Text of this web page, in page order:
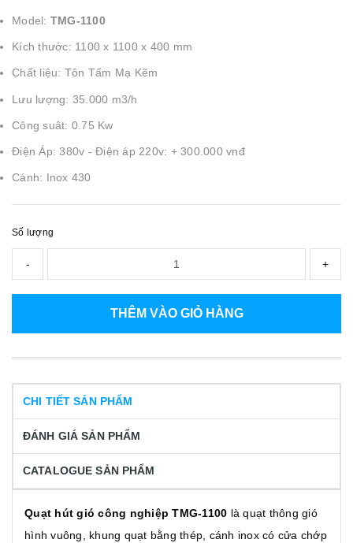
Model: TMG-1100
Kích thước: 1100 x 1100 x 400 mm
Chất liệu: Tôn Tấm Mạ Kẽm
Lưu lượng: 35.000 m3/h
Công suât: 0.75 Kw
Điện Áp: 380v - Điện áp 220v: + 300.000 vnđ
Cánh: Inox 430
Số lượng
- +
THÊM VÀO GIỎ HÀNG
CHI TIẾT SẢN PHẨM
ĐÁNH GIÁ SẢN PHẨM
CATALOGUE SẢN PHẨM
Quạt hút gió công nghiệp TMG-1100 là quạt thông gió
hình vuông, khung quạt bằng thép, cánh inox có cửa chớp